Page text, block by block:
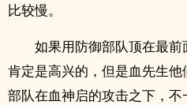
比较慢。
如果用防御部队顶在最
肯定是高兴的，但是血先生
部队在血神启的攻击之下，不